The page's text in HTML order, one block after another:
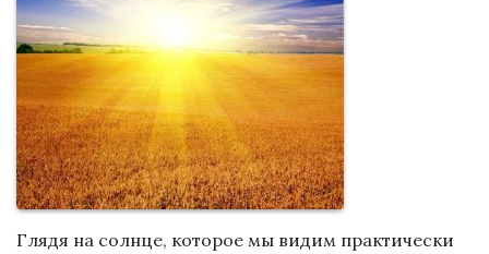
Глядя на солнце, которое мы видим практически